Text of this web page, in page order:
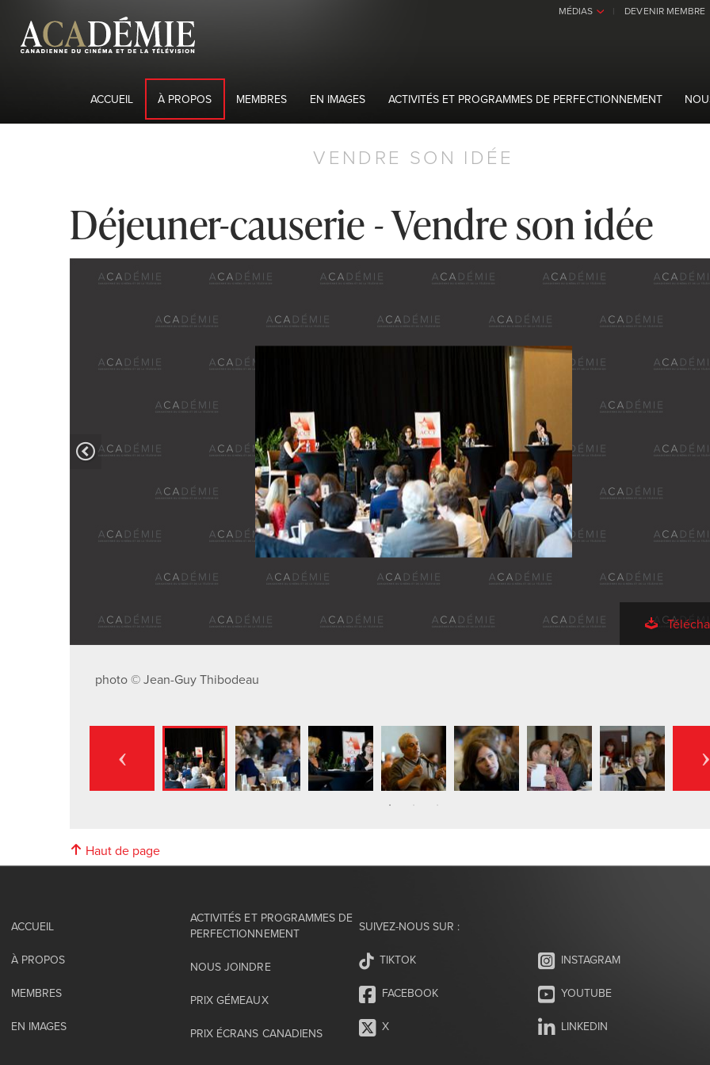
ACCUEIL À PROPOS MEMBRES EN IMAGES ACTIVITÉS ET PROGRAMMES DE PERFECTIONNEMENT
MÉDIAS› DEVENIR MEMBRE
VENDRE SON IDÉE
Déjeuner-causerie - Vendre son idée
photo © Jean-Guy Thibodeau
Haut de page
ACCUEIL
À PROPOS
MEMBRES
EN IMAGES
ACTIVITÉS ET PROGRAMMES DE
PERFECTIONNEMENT
NOUS JOINDRE
PRIX GÉMEAUX
PRIX ÉCRANS CANADIENS
SUIVEZ-NOUS SUR :
TIKTOK
FACEBOOK
X
INSTAGRAM
YOUTUBE
LINKEDIN